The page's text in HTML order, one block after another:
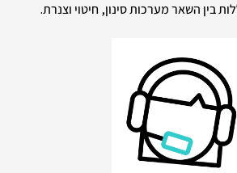
בין השאר מערכות סינון, חיטוי וצנרת.